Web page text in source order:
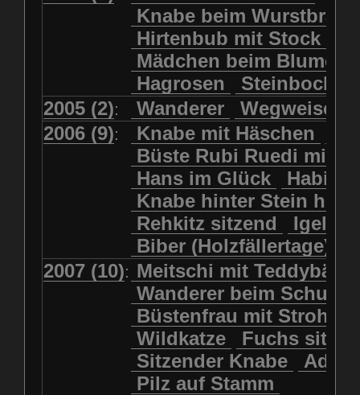
Mädchen beim Blumenpflücken
Mädchen in Regenjacke
Mädchen in Regenjacke und
Mädchen mit Regenmolch
Mädchen mit Schmetterling
Mätti Grossmann-Michel
Meitschi (Rundweg)
Meitschi mit Teddybär
Pilzfraueli Risetenmandli
Sitzender Knabe Tengeler
Wanderer
Wanderer beim Schuhbinden
Wegweiser Wilde Hilde
Wildhüter Wurzelkind
Luchs schreitend
Luchs sitzend Murmeltier
Murmeltiere Rehbockkopf
Rehkitz Rehkitz sitzend
Salamader Schmetterling
Schmetterlinge Schnecke
Schwarznasenschaf
Schwarznasenschaf mit Kalb
Steinbock
Steinbock Steinmarder
Uhu Uhu mit Jungen
Waschbär Wildkatze
Wolf Ziegenkopf
Knabe beim
Hirtenbub mit Stock
Mädchen beim
Hagrosen
Steinbock
2005 (2): Wanderer
Wegweiser
2006 (9): Knabe mit Häschen
Büste Rubi Ruedi mit
Hans im Glück
Knabe hinter Stein
Rehkitz sitzend
Igel
Biber (Holzfällertage)
2007 (10): Meitschi mit Teddybär
Wanderer beim
Büstenfrau mit Strohut
Wildkatze
Fuchs
Sitzender Knabe
Adler
Pilz auf Stamm